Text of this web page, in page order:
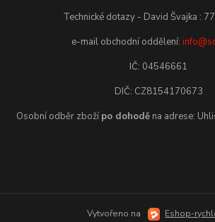
Technické dotazy - David Švajka :
e-mail obchodní oddělení:
IČ: 04546661
DIČ: CZ8154170673
Osobní odběr zboží po dohodě na adrese:
Vytvořeno na Eshop-